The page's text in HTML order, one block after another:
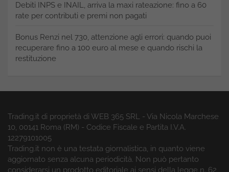
Debiti INPS e INAIL, arriva la maxi rateazione: fino a 60
rate per contributi e premi non pagati
Bonus Renzi nel 730, attenzione agli errori: quando puoi
recuperare fino a 100 euro al mese e quando rischi la
restituzione
Trading.it di proprietà di WEB 365 SRL - Via Nicola Marchese
10, 00141 Roma (RM) - Codice Fiscale e Partita I.V.A.
12279101005
Trading.it non è una testata giornalistica, in quanto viene
aggiornato senza alcuna periodicità. Non può pertanto
considerarsi un prodotto editoriale ai sensi della legge n. 62